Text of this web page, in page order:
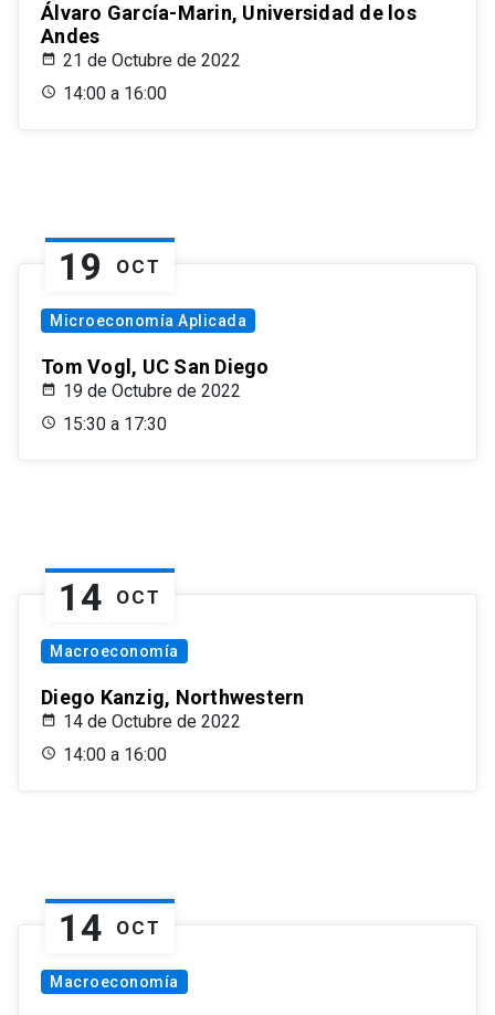
Álvaro García-Marin, Universidad de los
Andes
21 de Octubre de 2022
14:00 a 16:00
19 OCT
Microeconomía Aplicada
Tom Vogl, UC San Diego
19 de Octubre de 2022
15:30 a 17:30
14 OCT
Macroeconomía
Diego Kanzig, Northwestern
14 de Octubre de 2022
14:00 a 16:00
14 OCT
Macroeconomía